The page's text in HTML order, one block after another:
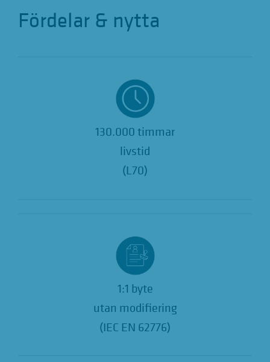
Fördelar & nytta
130.000 timmar
livstid
(L70)
1:1 byte
utan modifiering
(IEC EN 62776)